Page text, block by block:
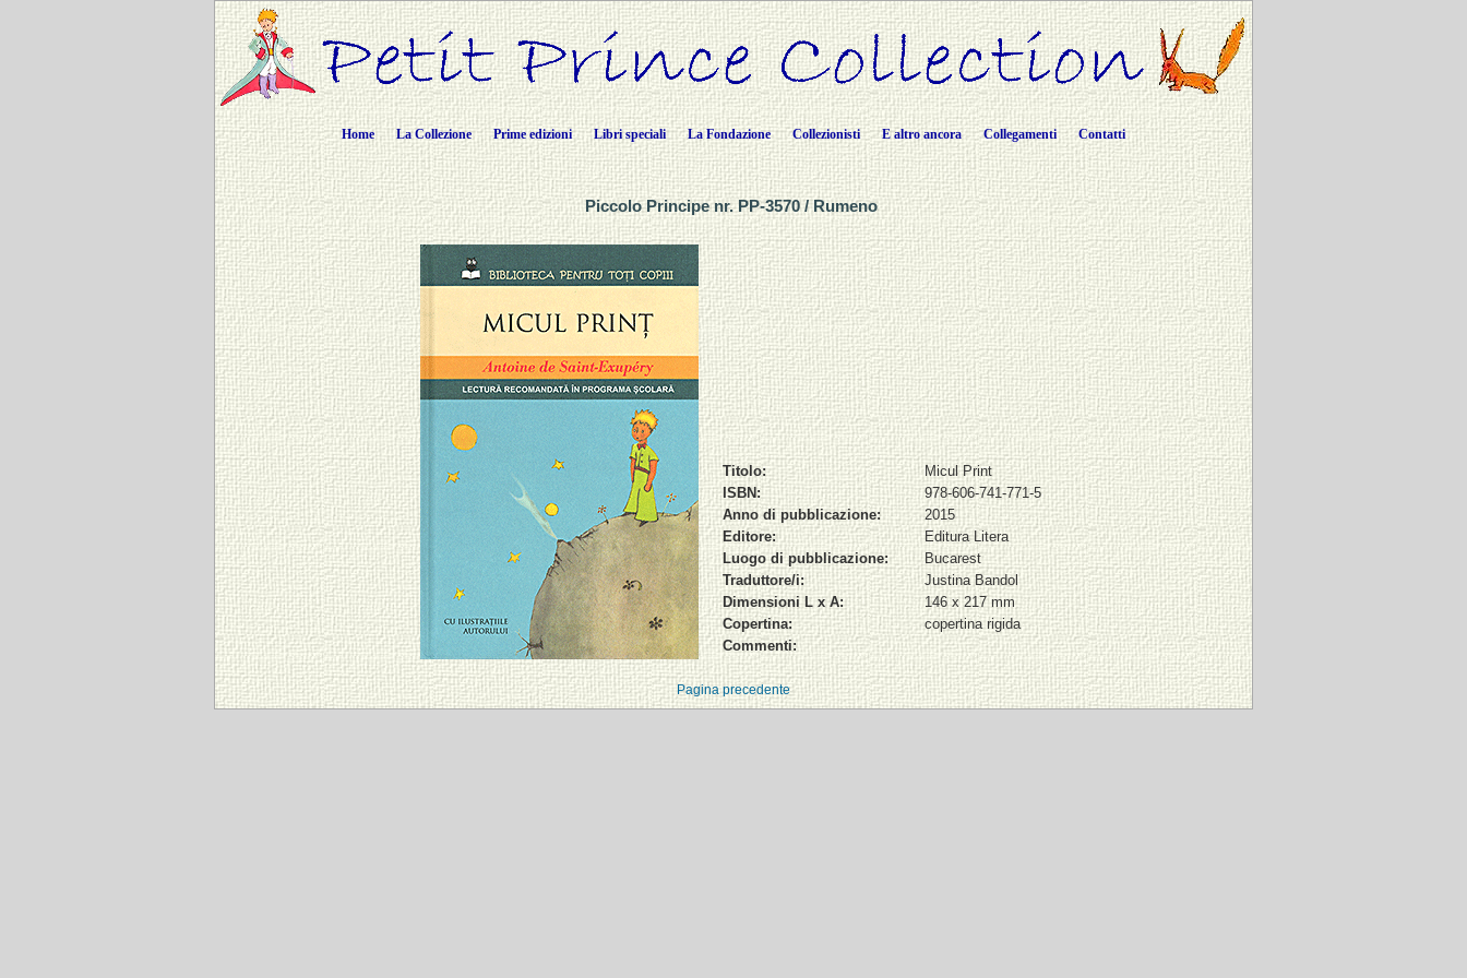
Home La Collezione Prime edizioni Libri speciali La Fondazione Collezionisti E altro ancora Collegamenti Contatti
Piccolo Principe nr. PP-3570 / Rumeno
Titolo:
Micul Print
ISBN:
978-606-741-771-5
Anno di pubblicazione:
2015
Editore:
Editura Litera
Luogo di pubblicazione:
Bucarest
Traduttore/i:
Justina Bandol
Dimensioni L x A:
146 x 217 mm
Copertina:
copertina rigida
Commenti:
Pagina precedente